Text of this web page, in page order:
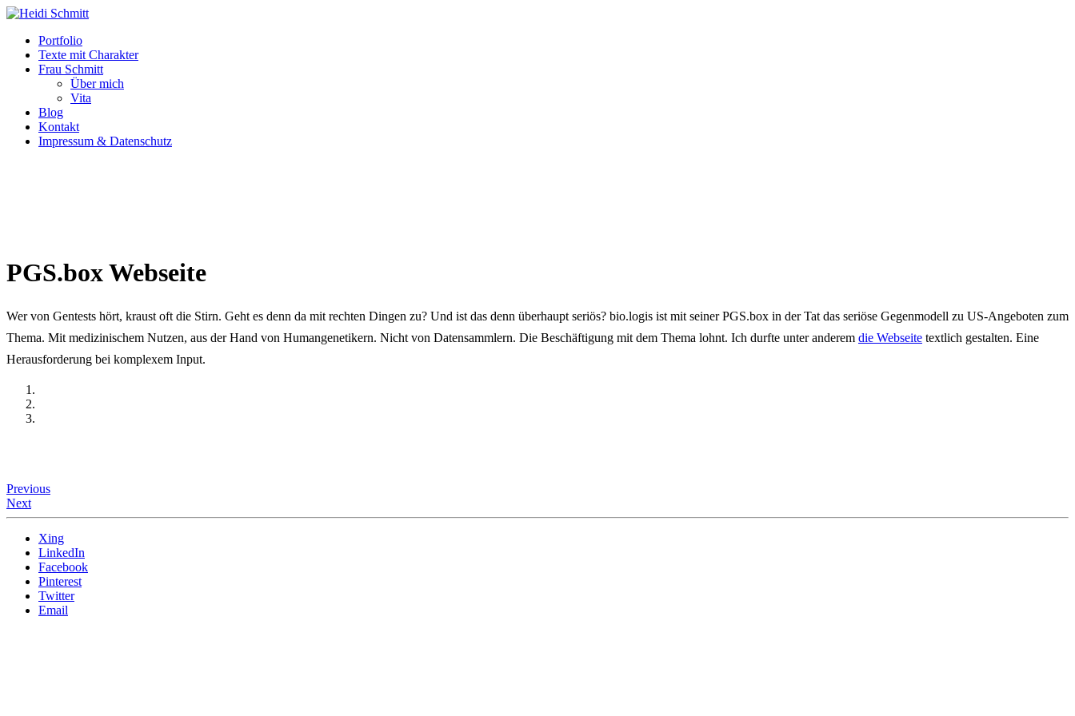
Portfolio
Texte mit Charakter
Frau Schmitt
Über mich
Vita
Blog
Kontakt
Impressum & Datenschutz
PGS.box Webseite
Wer von Gentests hört, kraust oft die Stirn. Geht es denn da mit rechten Dingen zu? Und ist das denn überhaupt seriös? bio.logis ist mit seiner PGS.box in der Tat das seriöse Gegenmodell zu US-Angeboten zum
Thema. Mit medizinischem Nutzen, aus der Hand von Humangenetikern. Nicht von Datensammlern. Die Beschäftigung mit dem Thema lohnt. Ich durfte unter anderem die Webseite textlich gestalten. Eine
Herausforderung bei komplexem Input.
Previous
Next
Xing
LinkedIn
Facebook
Pinterest
Twitter
Email